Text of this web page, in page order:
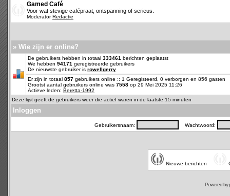
Gamed Café
Voor wat stevige cafépraat, ontspanning of serieus.
ModeratorRedactie
» Wie zijn er online?
De gebruikers hebben in totaal 333461 berichten geplaatst
We hebben 94171 geregistreerde gebruikers
De nieuwste gebruiker is rowellgerry
Er zijn in totaal 857 gebruikers online :: 1 Geregisteerd, 0 verborgen en 856
Grootst aantal gebruikers online was 7558 op 29 Mei 2025 11:26
Actieve leden: Beretta-1992
Deze lijst geeft de gebruikers weer die actief waren in de laatste 15 minuten
Inloggen
Gebruikersnaam: Wachtwoord:
Nieuwe berichten
Powered by